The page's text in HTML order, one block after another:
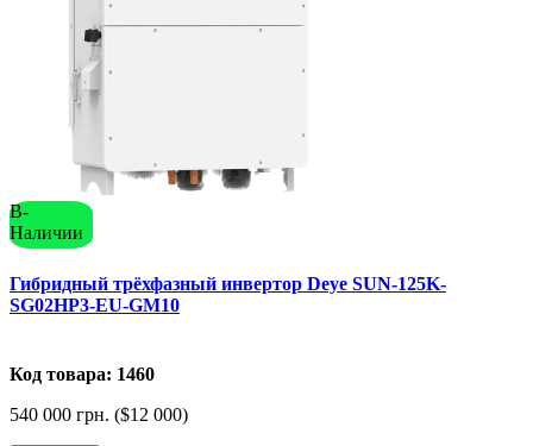
В-
Наличии
Гибридный трёхфазный инвертор Deye SUN-125K-
SG02HP3-EU-GM10
Код товара: 1460
540 000 грн. ($12 000)